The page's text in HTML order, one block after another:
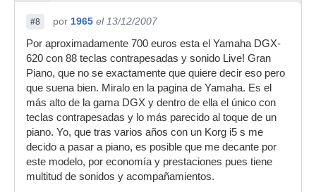
#8 por 1965 el 13/12/2007
Por aproximadamente 700 euros esta el Yamaha DGX-
620 con 88 teclas contrapesadas y sonido Live! Gran
Piano, que no se exactamente que quiere decir eso pero
que suena bien. Miralo en la pagina de Yamaha. Es el
más alto de la gama DGX y dentro de ella el único con
teclas contrapesadas y lo más parecido al toque de un
piano. Yo, que tras varios años con un Korg i5 s me
decido a pasar a piano, es posible que me decante por
este modelo, por economía y prestaciones pues tiene
multitud de sonidos y acompañamientos.